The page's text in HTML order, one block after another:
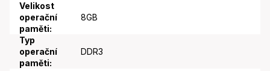
Velikost
operační
paměti:
8GB
Typ
operační
paměti:
DDR3